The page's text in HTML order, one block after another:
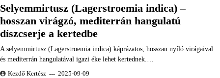
Selyemmirtusz (Lagerstroemia indica) –
hosszan virágzó, mediterrán hangulatú
díszcserje a kertedbe
A selyemmirtusz (Lagerstroemia indica) káprázatos, hosszan nyíló virágaival
és mediterrán hangulatával igazi éke lehet kertednek.…
Kezdő Kertész 2025-09-09